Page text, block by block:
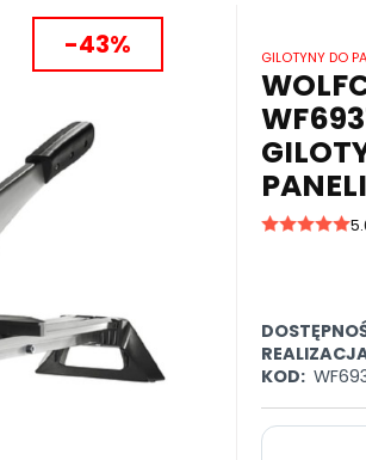
-43% GILOTYNY DO
KOD: